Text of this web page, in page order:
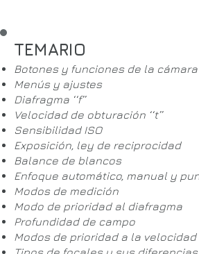
TEMARIO
Botones y funciones de la cámara
Menús y ajustes
Diafragma ‘‘f’’
Velocidad de obturación ‘‘t’’
Sensibilidad ISO
Exposición, ley de reciprocidad
Balance de blancos
Enfoque automático, manual y
Modos de medición
Modo de prioridad al diafragma
Profundidad de campo
Modos de prioridad a la velocidad